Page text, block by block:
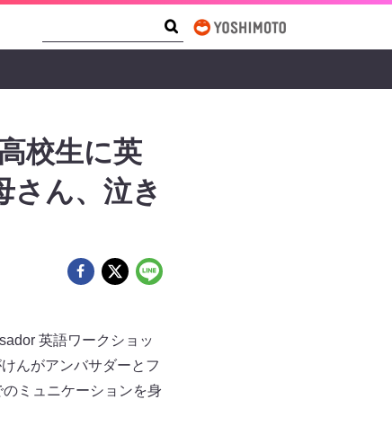
校生に英
さん、泣き
英語ワークショッ
んがアンバサダーとフ
ミュニケーションを身